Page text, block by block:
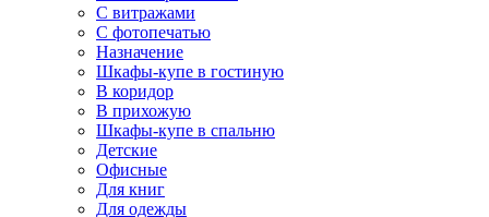
С витражами
С фотопечатью
Назначение
Шкафы-купе в гостиную
В коридор
В прихожую
Шкафы-купе в спальню
Детские
Офисные
Для книг
Для одежды